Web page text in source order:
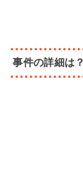
事件の詳細は？